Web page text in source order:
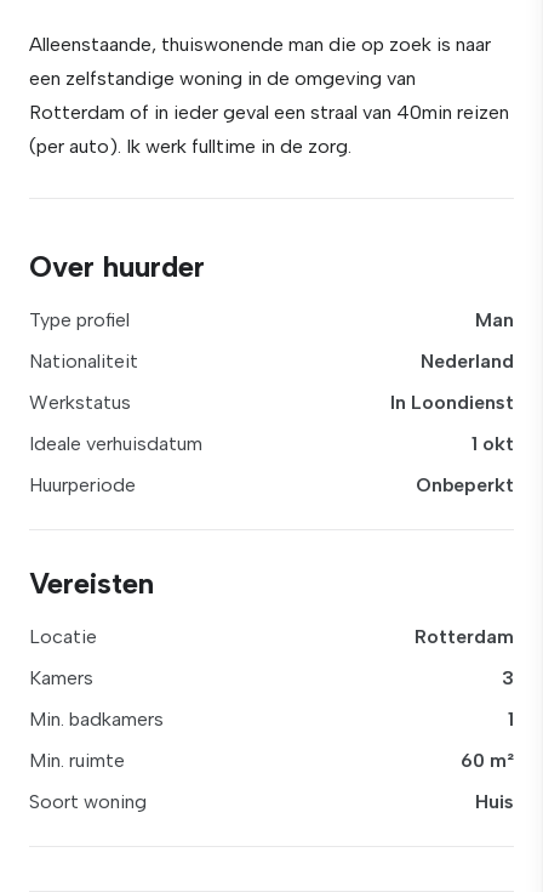
Alleenstaande, thuiswonende man die op zoek is naar
een zelfstandige woning in de omgeving van
Rotterdam of in ieder geval een straal van 40min reizen
(per auto). Ik werk fulltime in de zorg.
Over huurder
Type profiel
Man
Nationaliteit
Nederland
Werkstatus
In Loondienst
Ideale verhuisdatum
1 okt
Huurperiode
Onbeperkt
Vereisten
Locatie
Rotterdam
Kamers
3
Min. badkamers
1
Min. ruimte
60 m²
Soort woning
Huis